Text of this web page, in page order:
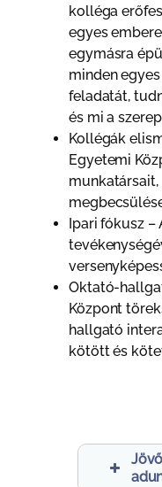
kolléga
egyes
egymásra
minden
feladatát,
és mi a
Kollégák
Egyetemi
Ipari fókusz –
Oktató-
Központ
hallgató
kötött és